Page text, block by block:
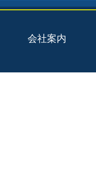
会社案内